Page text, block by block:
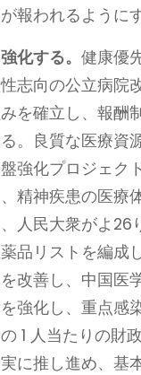
報われるようにす
化する。健康優
志向の公立病
を確立し、報酬
。良質な医療資
強化プロジェク
精神疾患の医療
人民大衆がよ
品リストを編成
改善し、中国医
強化し、重点感
1 人当たりの
に推し進め、基